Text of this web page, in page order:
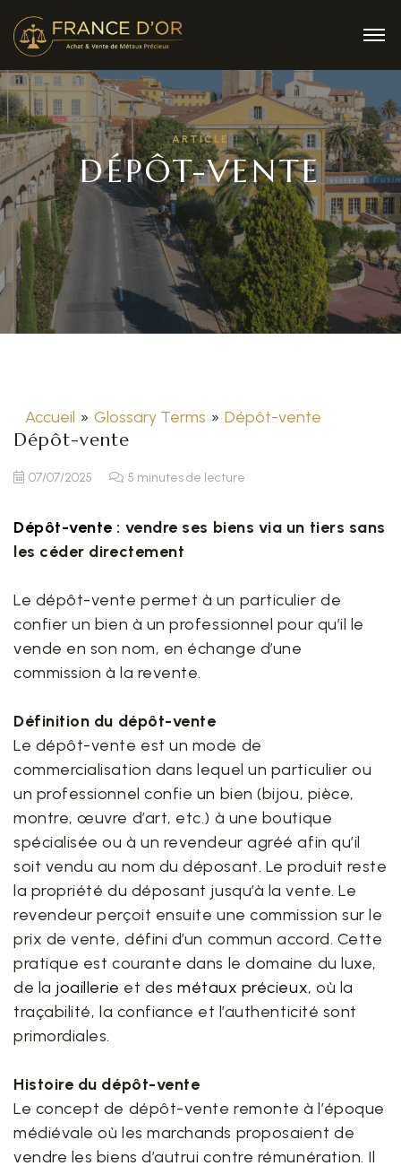
ARTICLE
DÉPÔT-VENTE
Accueil » Glossary Terms » Dépôt-vente
Dépôt-vente
07/07/2025 5 minutes de lecture
Dépôt-vente : vendre ses biens via un tiers sans
les céder directement
Le dépôt-vente permet à un particulier de
confier un bien à un professionnel pour qu’il le
vende en son nom, en échange d’une
commission à la revente.
Définition du dépôt-vente
Le dépôt-vente est un mode de
commercialisation dans lequel un particulier ou
un professionnel confie un bien (bijou, pièce,
montre, œuvre d’art, etc.) à une boutique
spécialisée ou à un revendeur agréé afin qu’il
soit vendu au nom du déposant. Le produit reste
la propriété du déposant jusqu’à la vente. Le
revendeur perçoit ensuite une commission sur le
prix de vente, défini d’un commun accord. Cette
pratique est courante dans le domaine du luxe,
de la joaillerie et des métaux précieux, où la
traçabilité, la confiance et l’authenticité sont
primordiales.
Histoire du dépôt-vente
Le concept de dépôt-vente remonte à l’époque
médiévale où les marchands proposaient de
vendre les biens d’autrui contre rémunération. Il